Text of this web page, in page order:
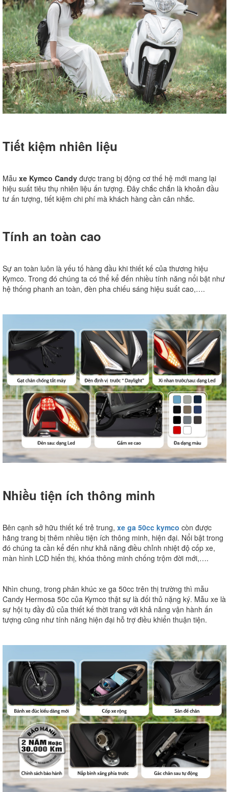
Tiết kiệm nhiên liệu
Mẫu xe Kymco Candy được trang bị động cơ thế hệ mới mang lại
hiệu suất tiêu thụ nhiên liệu ấn tượng. Đây chắc chắn là khoản đầu
tư ấn tượng, tiết kiệm chi phí mà khách hàng cần cân nhắc.
Tính an toàn cao
Sự an toàn luôn là yếu tố hàng đầu khi thiết kế của thương hiệu
Kymco. Trong đó chúng ta có thể kể đến nhiều tính năng nổi bật như
hệ thống phanh an toàn, đèn pha chiếu sáng hiệu suất cao,….
Nhiều tiện ích thông minh
Bên cạnh sở hữu thiết kế trẻ trung, xe ga 50cc kymco còn được
hãng trang bị thêm nhiều tiện ích thông minh, hiện đại. Nổi bật trong
đó chúng ta cần kể đến như khả năng điều chỉnh nhiệt độ cốp xe,
màn hình LCD hiển thị, khóa thông minh chống trộm đời mới,….
Nhìn chung, trong phân khúc xe ga 50cc trên thị trường thì mẫu
Candy Hermosa 50c của Kymco thật sự là đối thủ nặng ký. Mẫu xe là
sự hội tụ đầy đủ của thiết kế thời trang với khả năng vận hành ấn
tượng cũng như tính năng hiện đại hỗ trợ điều khiển thuận tiện.